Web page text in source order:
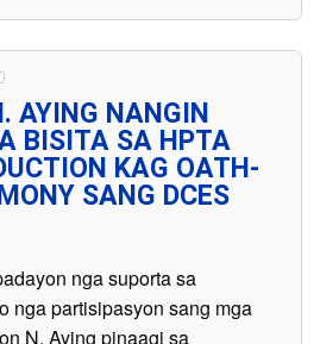
AYING NANGIN
BISITA SA HPTA
KAG OATH-
SANG DCES
nga suporta sa
nga partisipasyon sang mga
N. Aying pinaagi sa